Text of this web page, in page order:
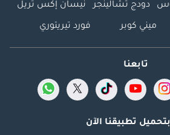
دودج تشالينجر نيسان إكس تريل
ميني كوبر فورد تيريتوري
تابعنا
تطبيقنا الآن